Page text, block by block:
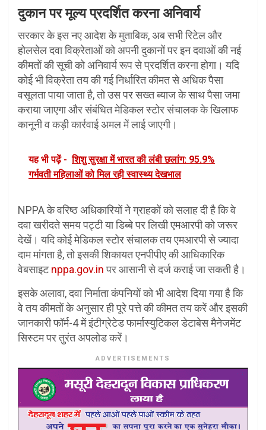
दुकान पर मूल्य प्रदर्शित करना अनिवार्य
सरकार के इस नए आदेश के मुताबिक, अब सभी रिटेल और
होलसेल दवा विक्रेताओं को अपनी दुकानों पर इन दवाओं की नई
कीमतों की सूची को अनिवार्य रूप से प्रदर्शित करना होगा। यदि
कोई भी विक्रेता तय की गई निर्धारित कीमत से अधिक पैसा
वसूलता पाया जाता है, तो उस पर सख्त ब्याज के साथ पैसा जमा
कराया जाएगा और संबंधित मेडिकल स्टोर संचालक के खिलाफ
कानूनी व कड़ी कार्रवाई अमल में लाई जाएगी।
यह भी पढ़ें - शिशु सुरक्षा में भारत की लंबी छलांग: 95.9%
गर्भवती महिलाओं को मिल रही स्वास्थ्य देखभाल
NPPA के वरिष्ठ अधिकारियों ने ग्राहकों को सलाह दी है कि वे
दवा खरीदते समय पट्टी या डिब्बे पर लिखी एमआरपी को जरूर
देखें। यदि कोई मेडिकल स्टोर संचालक तय एमआरपी से ज्यादा
दाम मांगता है, तो इसकी शिकायत एनपीपीए की आधिकारिक
वेबसाइटnppa.gov.inपर आसानी से दर्ज कराई जा सकती है।
इसके अलावा, दवा निर्माता कंपनियों को भी आदेश दिया गया है कि
वे तय कीमतों के अनुसार ही पूरे पत्ते की कीमत तय करें और इसकी
जानकारी फॉर्म-4 में इंटीग्रेटेड फार्मास्युटिकल डेटाबेस मैनेजमेंट
सिस्टम पर तुरंत अपलोड करें।
ADVERTISEMENTS